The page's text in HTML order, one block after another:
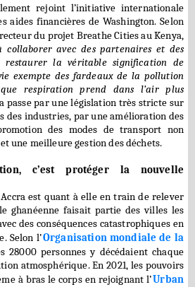
rejoint l’initiative internationale
aides financières de Washington. Selon
du projet Breathe Cities au Kenya,
collaborer avec des partenaires et des
restaurer la véritable signification de
exempte des fardeaux de la pollution
respiration prend dans l’air plus
passe par une législation très stricte sur
des industries, par une amélioration des
des modes de transport non
une meilleure gestion des déchets.
c’est protéger la nouvelle
Accra est quant à elle en train de relever
ghanéenne faisait partie des villes les
des conséquences catastrophiques en
Selon l’Organisation mondiale de la
28000 personnes y décédaient chaque
atmosphérique. En 2021, les pouvoirs
à bras le corps en rejoignant l’Urban